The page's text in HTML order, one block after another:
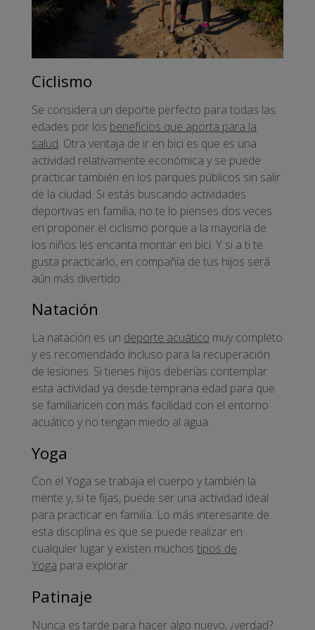
Ciclismo
Se considera un deporte perfecto para todas las
edades por los beneficios que aporta para la
salud. Otra ventaja de ir en bici es que es una
actividad relativamente económica y se puede
practicar también en los parques públicos sin salir
de la ciudad. Si estás buscando actividades
deportivas en familia, no te lo pienses dos veces
en proponer el ciclismo porque a la mayoría de
los niños les encanta montar en bici. Y si a ti te
gusta practicarlo, en compañía de tus hijos será
aún más divertido.
Natación
La natación es un deporte acuático muy completo
y es recomendado incluso para la recuperación
de lesiones. Si tienes hijos deberías contemplar
esta actividad ya desde temprana edad para que
se familiaricen con más facilidad con el entorno
acuático y no tengan miedo al agua.
Yoga
Con el Yoga se trabaja el cuerpo y también la
mente y, si te fijas, puede ser una actividad ideal
para practicar en familia. Lo más interesante de
esta disciplina es que se puede realizar en
cualquier lugar y existen muchos tipos de
Yoga para explorar.
Patinaje
Nunca es tarde para hacer algo nuevo, ¿verdad?